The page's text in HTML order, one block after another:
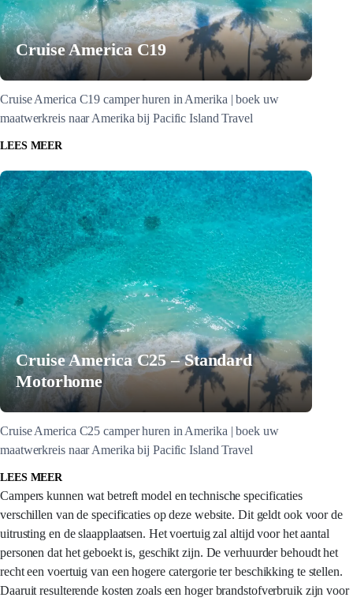
Cruise America C19
Cruise America C19 camper huren in Amerika | boek uw
maatwerkreis naar Amerika bij Pacific Island Travel
LEES MEER
Cruise America C25 – Standard
Motorhome
Cruise America C25 camper huren in Amerika | boek uw
maatwerkreis naar Amerika bij Pacific Island Travel
LEES MEER
Campers kunnen wat betreft model en technische specificaties
verschillen van de specificaties op deze website. Dit geldt ook voor de
uitrusting en de slaapplaatsen. Het voertuig zal altijd voor het aantal
personen dat het geboekt is, geschikt zijn. De verhuurder behoudt het
recht een voertuig van een hogere catergorie ter beschikking te stellen.
Daaruit resulterende kosten zoals een hoger brandstofverbruik zijn voor